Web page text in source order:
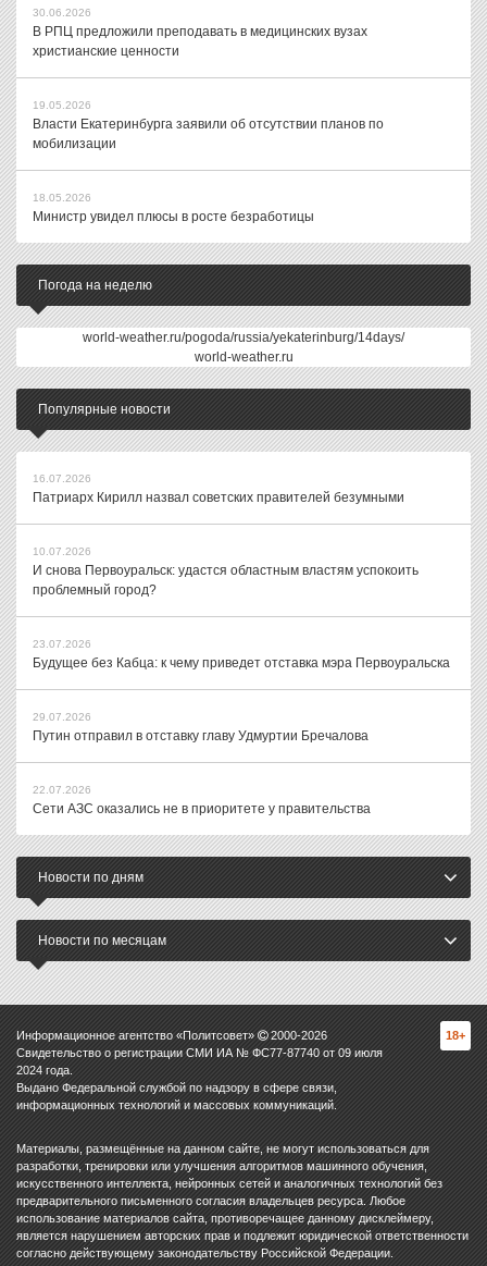
30.06.2026
В РПЦ предложили преподавать в медицинских вузах
христианские ценности
19.05.2026
Власти Екатеринбурга заявили об отсутствии планов по
мобилизации
18.05.2026
Министр увидел плюсы в росте безработицы
Погода на неделю
world-weather.ru/pogoda/russia/yekaterinburg/14days/
world-weather.ru
Популярные новости
16.07.2026
Патриарх Кирилл назвал советских правителей безумными
10.07.2026
И снова Первоуральск: удастся областным властям успокоить
проблемный город?
23.07.2026
Будущее без Кабца: к чему приведет отставка мэра Первоуральска
29.07.2026
Путин отправил в отставку главу Удмуртии Бречалова
22.07.2026
Сети АЗС оказались не в приоритете у правительства
Новости по дням
Новости по месяцам
Информационное агентство «Политсовет» 2000-2026
Свидетельство о регистрации СМИ ИА № ФС77-87740 от 09 июля
2024 года.
Выдано Федеральной службой по надзору в сфере связи,
информационных технологий и массовых коммуникаций.
18+
Материалы, размещённые на данном сайте, не могут использоваться для
разработки, тренировки или улучшения алгоритмов машинного обучения,
искусственного интеллекта, нейронных сетей и аналогичных технологий без
предварительного письменного согласия владельцев ресурса. Любое
использование материалов сайта, противоречащее данному дисклеймеру,
является нарушением авторских прав и подлежит юридической ответственности
согласно действующему законодательству Российской Федерации.